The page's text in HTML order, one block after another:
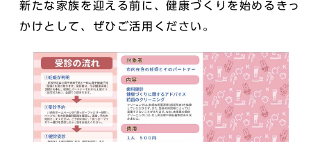
新たな家族を迎える前に、健康づくりを始めるきっ
かけとして、ぜひご活用ください。